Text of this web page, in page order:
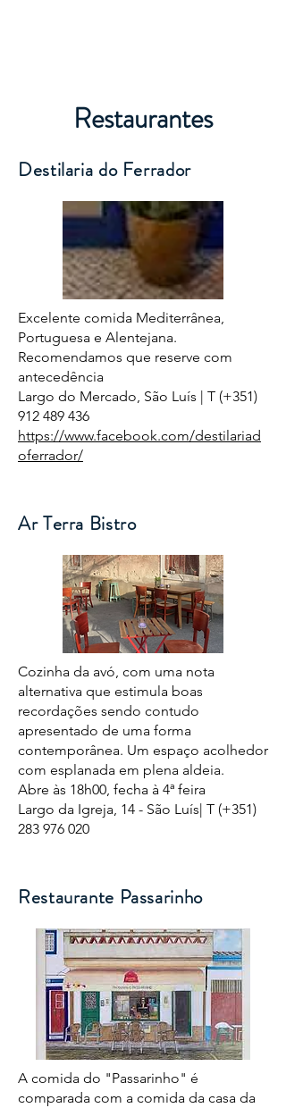
Restaurantes
Destilaria do Ferrador
Excelente comida Mediterrânea,
Portuguesa e Alentejana.
Recomendamos que reserve com
antecedência
Largo do Mercado, São Luís | T (+351)
912 489 436
https://www.facebook.com/destilariad
oferrador/
Ar Terra Bistro
Cozinha da avó, com uma nota
alternativa que estimula boas
recordações sendo contudo
apresentado de uma forma
contemporânea. Um espaço acolhedor
com esplanada em plena aldeia.
Abre às 18h00, fecha à 4ª feira
Largo da Igreja, 14 - São Luís| T (+351)
283 976 020
Restaurante Passarinho
A comida do "Passarinho" é
comparada com a comida da casa da